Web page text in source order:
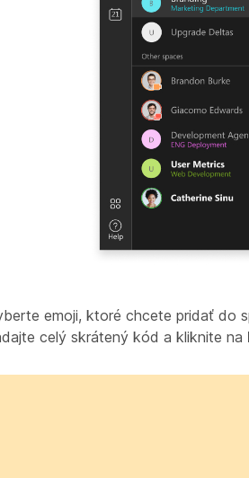
emoji, ktoré chcete pridať do
celý skrátený kód a kliknite na